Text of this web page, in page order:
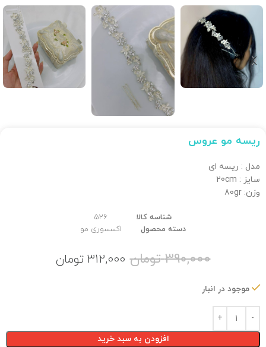
ریسه مو عروس
مدل : ریسه ای
سایز : 20cm
وزن: 80gr
شناسه کالا
526
دسته محصول
اکسسوری مو
390,000 تومان 312,000 تومان
موجود در انبار
افزودن به سبد خرید